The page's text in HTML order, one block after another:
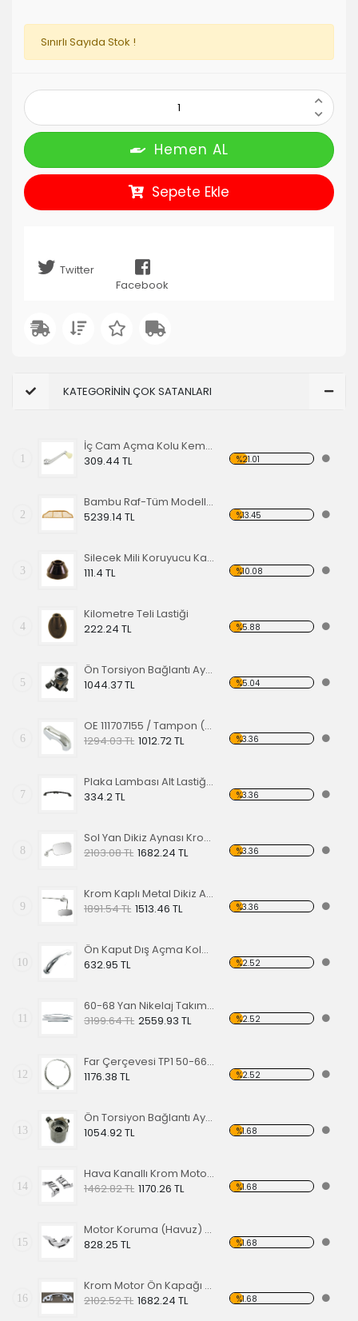
Sınırlı Sayıda Stok !
Hemen AL
Sepete Ekle
Twitter
Facebook
KATEGORİNİN ÇOK SATANLARI
1
İç Cam Açma Kolu Kemik Renk-56-67 EA
309.44 TL
%21.01
2
Bambu Raf-Tüm Modeller İçin
5239.14 TL
%13.45
3
Silecek Mili Koruyucu Kapak
111.4 TL
%10.08
4
Kilometre Teli Lastiği
222.24 TL
%5.88
5
Ön Torsiyon Bağlantı Ayarlayıcı (ADJUSTER ) 60-65
1044.37 TL
%5.04
6
OE 111707155 / Tampon (Babası) Koruma Krom 1200-1300 52-67
1294.03 TL 1012.72 TL %3.36
7
Plaka Lambası Alt Lastiği 67-79 EA
334.2 TL
%3.36
8
Sol Yan Dikiz Aynası Krom 68-79
2103.08 TL 1682.24 TL %3.36
9
Krom Kaplı Metal Dikiz Aynası 57
1891.54 TL 1513.46 TL %3.36
10
Ön Kaput Dış Açma Kolu Nikelajlı 52-67
632.95 TL
%2.52
11
60-68 Yan Nikelaj Takımı Kalın Tip
3199.64 TL 2559.93 TL %2.52
12
Far Çerçevesi TP1 50-66 TP2 50-67
1176.38 TL
%2.52
13
Ön Torsiyon Bağlantı Ayarlayıcı (ADJUSTER ) 66 Ve Üstü Modeller İçin
1054.92 TL
%1.68
14
Hava Kanallı Krom Motor Arka Kapağı
1462.82 TL 1170.26 TL %1.68
15
Motor Koruma (Havuz) Sacı Alt Krom
828.25 TL
%1.68
16
Krom Motor Ön Kapağı (Havuz) Nikelajlı
2102.52 TL 1682.24 TL %1.68